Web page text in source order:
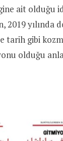
ait olduğu
2019 yılında
tarih gibi
olduğu